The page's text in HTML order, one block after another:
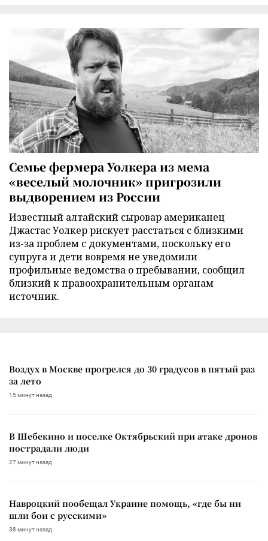
Семье фермера Уолкера из мема
«веселый молочник» пригрозили
выдворением из России
Известный алтайский сыровар американец
Джастас Уолкер рискует расстаться с близкими
из-за проблем с документами, поскольку его
супруга и дети вовремя не уведомили
профильные ведомства о пребывании, сообщил
близкий к правоохранительным органам
источник.
Воздух в Москве прогрелся до 30 градусов в пятый раз
за лето
15 минут назад
В Шебекино и поселке Октябрьский при атаке дронов
пострадали люди
27 минут назад
Навроцкий пообещал Украине помощь, «где бы ни
шли бои с русскими»
38 минут назад